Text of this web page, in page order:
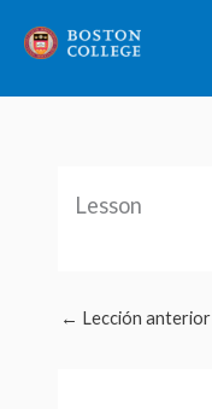
Lesson
← Lección anterior